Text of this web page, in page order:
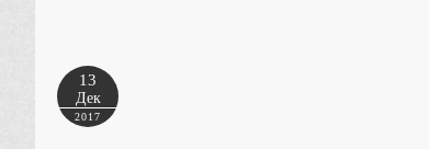
13
Дек
2017